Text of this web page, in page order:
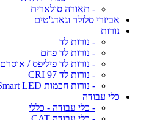
- תאורה סולארית
אביזרי סלולר וגאדג'טים
נורות
- נורות לד
- נורות לד פחם
- נורות לד פיליפס / אוסרם
- נורות לד CRI 97
- נורות חכמות Philips Smart LED
כלי עבודה
- כלי עבודה - כללי